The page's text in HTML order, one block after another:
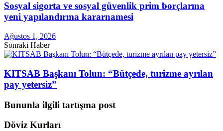
Sosyal sigorta ve sosyal güvenlik prim borçlarına
yeni yapılandırma kararnamesi
Ağustos 1, 2026
Sonraki Haber
KITSAB Başkanı Tolun: “Bütçede, turizme ayrılan
pay yetersiz”
Bununla ilgili tartışma post
Döviz Kurları